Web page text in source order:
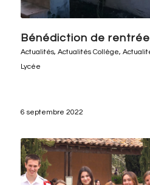
Bénédiction de
Actualités, Actualités Collège,
Lycée
6 septembre 2022